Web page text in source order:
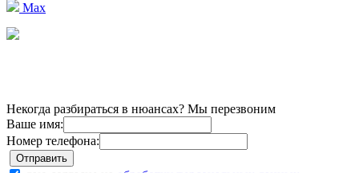
Max
Некогда разбираться в нюансах? Мы перезвоним
Ваше имя:
Номер телефона: